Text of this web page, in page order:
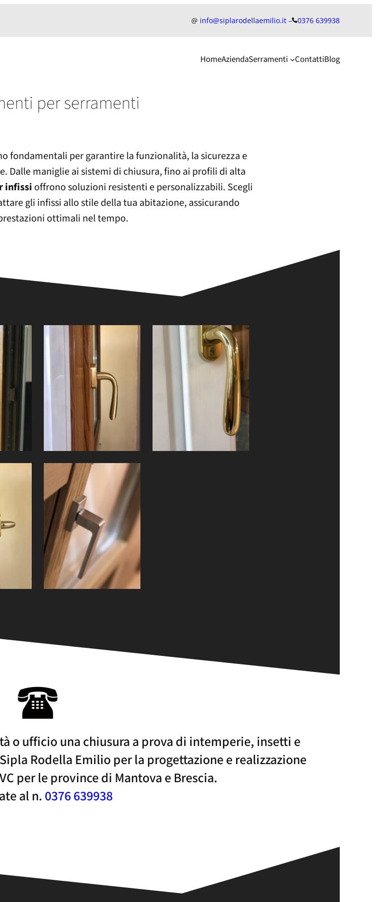
@ info@siplarodellaemilio.it – 0376 639938
HomeAziendaSerramenti ContattiBlog
per serramenti
fondamentali per garantire la funzionalità, la sicurezza e
Dalle maniglie ai sistemi di chiusura, fino ai profili di alta
infissi offrono soluzioni resistenti e personalizzabili. Scegli
gli infissi allo stile della tua abitazione, assicurando
ottimali nel tempo.
o ufficio una chiusura a prova di intemperie, insetti e
Rodella Emilio per la progettazione e realizzazione
per le province di Mantova e Brescia.
al n. 0376 639938